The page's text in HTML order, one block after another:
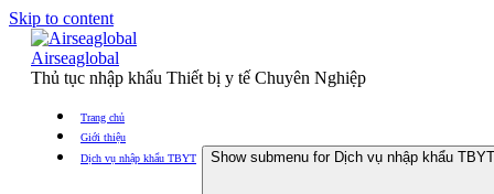
Skip to content
Airseaglobal
Thủ tục nhập khẩu Thiết bị y tế Chuyên Nghiệp
Trang chủ
Giới thiệu
Dịch vụ nhập khẩu TBYT
Show submenu for Dịch vụ nhập khẩu TBYT